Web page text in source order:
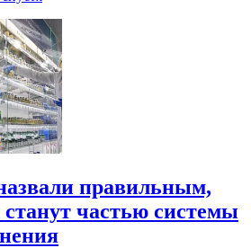
правильным,
частью системы